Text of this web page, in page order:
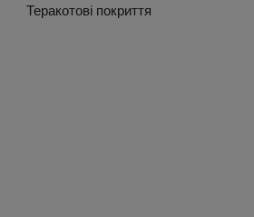
Теракотові покриття